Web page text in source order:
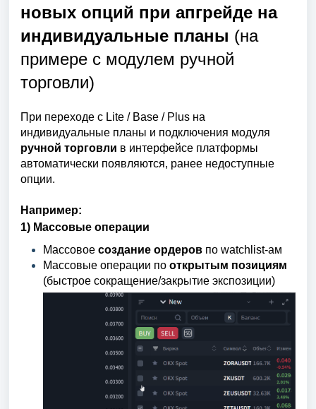
новых опций при апгрейде на
индивидуальные планы (на
примере с модулем ручной
торговли)
При переходе с Lite / Base / Plus на
индивидуальные планы и подключения модуля
ручной торговли в интерфейсе платформы
автоматически появляются, ранее недоступные
опции.
Например:
1) Массовые операции
Массовое создание ордеров по watchlist-ам
Массовые операции по открытым позициям
(быстрое сокращение/закрытие экспозиции)